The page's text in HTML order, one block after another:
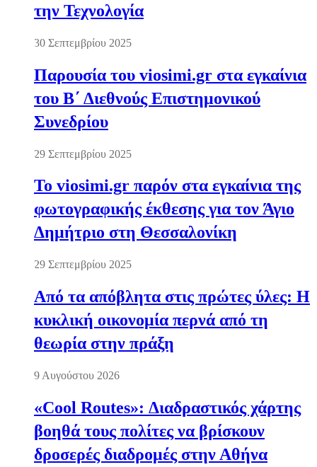
την Τεχνολογία
30 Σεπτεμβρίου 2025
Παρουσία του viosimi.gr στα εγκαίνια
του Β΄ Διεθνούς Επιστημονικού
Συνεδρίου
29 Σεπτεμβρίου 2025
Το viosimi.gr παρόν στα εγκαίνια της
φωτογραφικής έκθεσης για τον Άγιο
Δημήτριο στη Θεσσαλονίκη
29 Σεπτεμβρίου 2025
Από τα απόβλητα στις πρώτες ύλες: Η
κυκλική οικονομία περνά από τη
θεωρία στην πράξη
9 Αυγούστου 2026
«Cool Routes»: Διαδραστικός χάρτης
βοηθά τους πολίτες να βρίσκουν
δροσερές διαδρομές στην Αθήνα